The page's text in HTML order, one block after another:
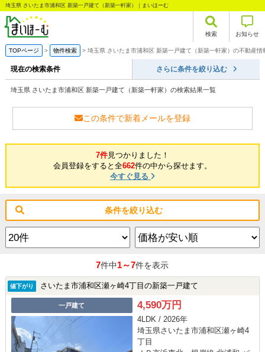
埼玉県 さいたま市浦和区 新築一戸建て（新築一軒家）｜まいほーむ
検索 お知らせ
TOPページ 物件検索 埼玉県 さいたま市浦和区 新築一戸建て（新築一軒家）の不動産情
現在の検索条件 さらに条件を絞り込む
埼玉県 さいたま市浦和区 新築一戸建て（新築一軒家）の検索結果一覧
この条件で新着メールを登録
7件見つかりました！
会員登録をすると全662件の中から探せます。
今すぐ見る
条件を絞り込む
7件中1～7件を表示
値下がり さいたま市浦和区瀬ヶ崎4丁目の新築一戸建て
一戸建て 4,590万円
4LDK / 2026年
埼玉県さいたま市浦和区瀬ヶ崎4
丁目